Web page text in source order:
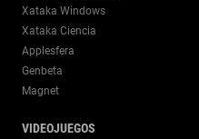
Xataka Windows
Xataka Ciencia
Applesfera
Genbeta
Magnet
VIDEOJUEGOS